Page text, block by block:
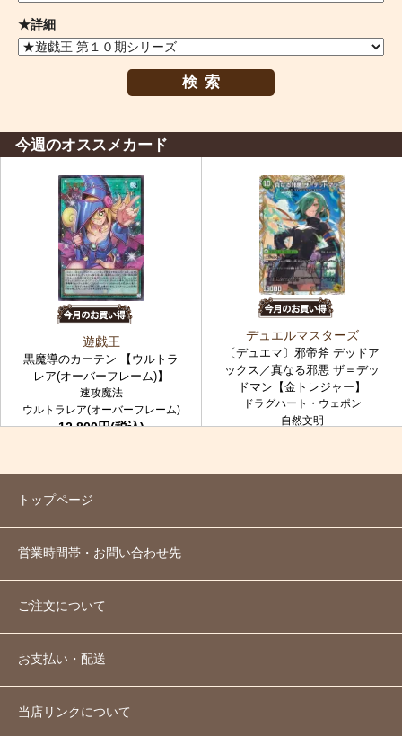
★詳細
検索
今週のオススメカード
遊戯王
黒魔導のカーテン 【ウルトラ
レア(オーバーフレーム)】
速攻魔法
ウルトラレア(オーバーフレーム)
12,800円(税込)
デュエルマスターズ
〔デュエマ〕邪帝斧 デッドア
ックス／真なる邪悪 ザ＝デッ
ドマン【金トレジャー】
ドラグハート・ウェポン
自然文明
トップページ
営業時間帯・お問い合わせ先
ご注文について
お支払い・配送
当店リンクについて